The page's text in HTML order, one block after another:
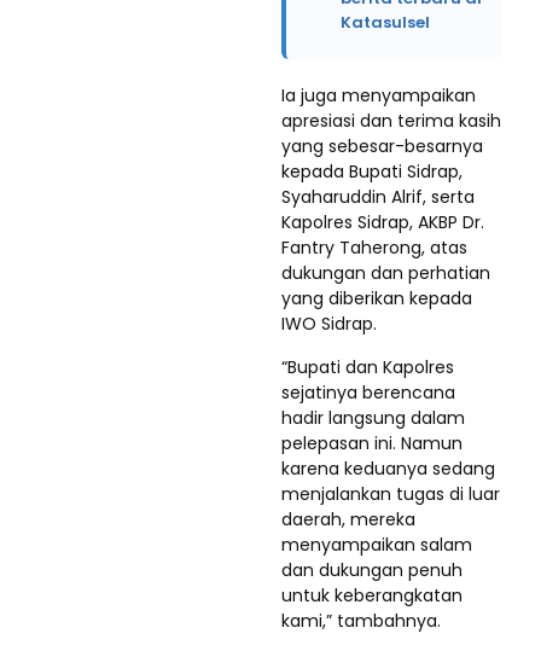
Katasulsel
Ia juga menyampaikan
apresiasi dan terima kasih
yang sebesar-besarnya
kepada Bupati Sidrap,
Syaharuddin Alrif, serta
Kapolres Sidrap, AKBP Dr.
Fantry Taherong, atas
dukungan dan perhatian
yang diberikan kepada
IWO Sidrap.
“Bupati dan Kapolres
sejatinya berencana
hadir langsung dalam
pelepasan ini. Namun
karena keduanya sedang
menjalankan tugas di luar
daerah, mereka
menyampaikan salam
dan dukungan penuh
untuk keberangkatan
kami,” tambahnya.